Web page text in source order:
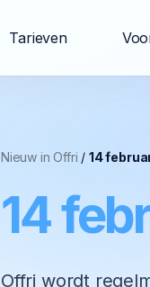
Tarieven
Nieuw in Offri / 14
14
Offri wordt